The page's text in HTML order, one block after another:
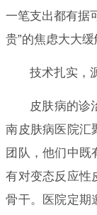
一笔支出都有据
贵”的焦虑大大缓
技术扎实，
皮肤病的诊
南皮肤病医院汇
团队，他们中既
有对变态反应性
骨干。医院定期